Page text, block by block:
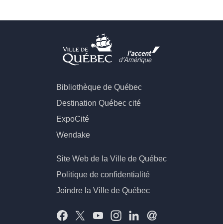
Bibliothèque de Québec
Destination Québec cité
ExpoCité
Wendake
Site Web de la Ville de Québec
Politique de confidentialité
Joindre la Ville de Québec